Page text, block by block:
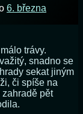
6. března
trávy.
snadno se
sekat jiným
či spíše na
pět